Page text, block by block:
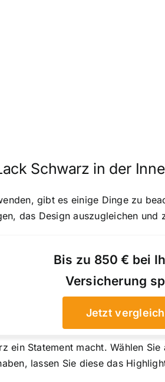
Schwarz in der
gibt es einige Dinge zu
das Design auszugleichen
Bis zu 850 € bei
Versicherung
Jetzt
ein Statement macht. Wählen
lassen Sie diese das